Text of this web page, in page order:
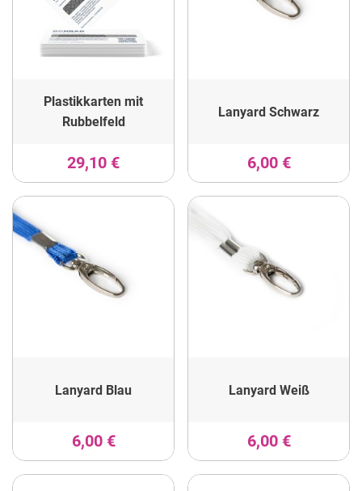
Plastikkarten mit
Rubbelfeld
29,10 €
Lanyard Schwarz
6,00 €
Lanyard Blau
6,00 €
Lanyard Weiß
6,00 €